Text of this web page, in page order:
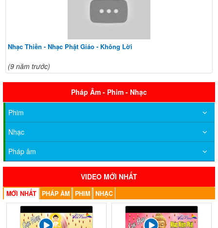
Nhạc Thiền - Nhạc Phật Giáo - Không Lời
(9 năm trước)
Pháp Âm - Phim - Nhạc
Phim
Nhạc
Pháp âm
VIDEO MỚI NHẤT
MỚI NHẤT PHÁP ÂM PHIM NHẠC